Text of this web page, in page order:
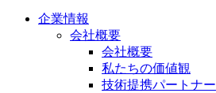
企業情報
会社概要
会社概要
私たちの価値観
技術提携パートナー